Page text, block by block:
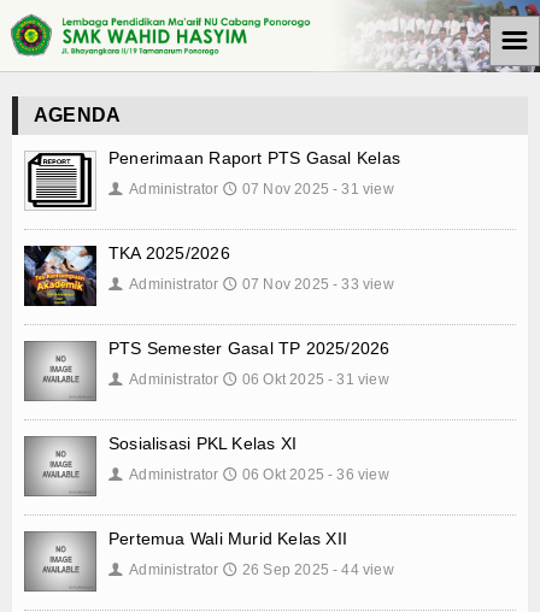
Tulisan
Berita
Media Cyto Farma
Artikel
Pendidikan
Opini
Kegiatan Sekolah
Keislaman
☰
AGENDA
Penerimaan Raport PTS Gasal Kelas
👤 Administrator 🕔 07 Nov 2025 - 31 view
TKA 2025/2026
👤 Administrator 🕔 07 Nov 2025 - 33 view
PTS Semester Gasal TP 2025/2026
👤 Administrator 🕔 06 Okt 2025 - 31 view
Sosialisasi PKL Kelas XI
👤 Administrator 🕔 06 Okt 2025 - 36 view
Pertemua Wali Murid Kelas XII
👤 Administrator 🕔 26 Sep 2025 - 44 view